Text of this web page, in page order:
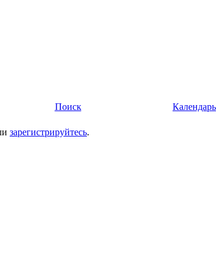
Поиск Календарь
зарегистрируйтесь.